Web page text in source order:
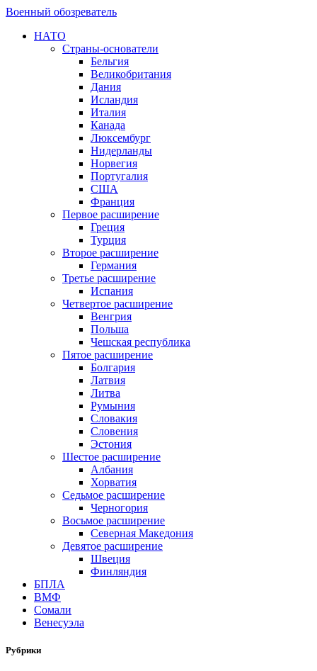
Военный обозреватель
НАТО
Страны-основатели
Бельгия
Великобритания
Дания
Исландия
Италия
Канада
Люксембург
Нидерланды
Норвегия
Португалия
США
Франция
Первое расширение
Греция
Турция
Второе расширение
Германия
Третье расширение
Испания
Четвертое расширение
Венгрия
Польша
Чешская республика
Пятое расширение
Болгария
Латвия
Литва
Румыния
Словакия
Словения
Эстония
Шестое расширение
Албания
Хорватия
Седьмое расширение
Черногория
Восьмое расширение
Северная Македония
Девятое расширение
Швеция
Финляндия
БПЛА
ВМФ
Сомали
Венесуэла
Рубрики